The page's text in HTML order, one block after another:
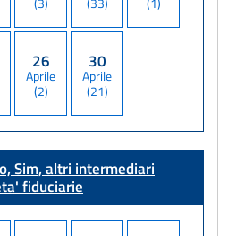
26
Aprile
(2)
30
Aprile
(21)
Sim, altri intermediari
fiduciarie